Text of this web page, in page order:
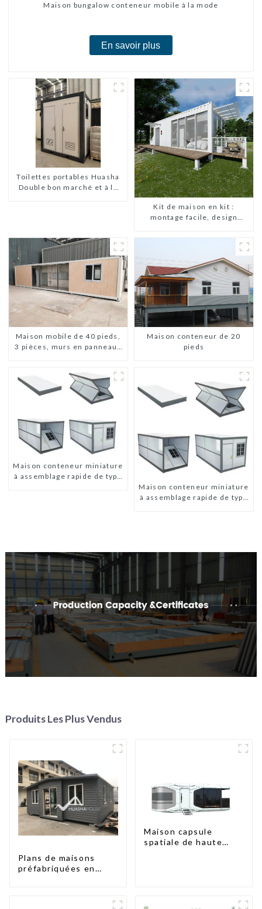
Maison bungalow conteneur mobile à la mode
En savoir plus
Toilettes portables Huasha
Double bon marché et à la
Kit de maison en kit :
montage facile, design
internationale
Maison mobile de 40 pieds,
3 pièces, murs en panneaux
chambres
Maison conteneur de 20
pieds
Maison conteneur miniature
à assemblage rapide de type
Maison conteneur miniature
à assemblage rapide de type
Produits Les Plus Vendus
Plans de maisons
préfabriquées en
Australie, maisons en
Maison capsule
spatiale de haute